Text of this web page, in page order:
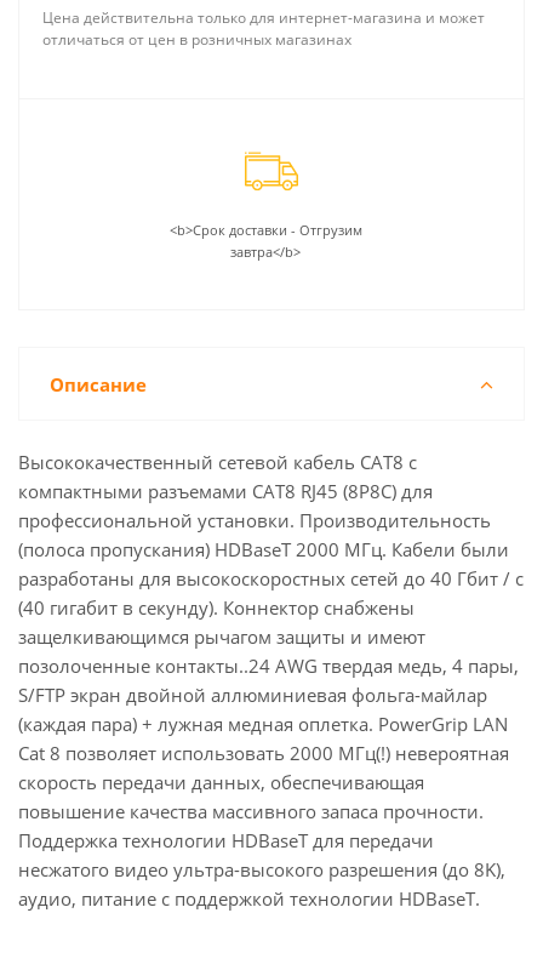
запаса прочности. Поддержка технологии HDBaseT
Цена действительна только для интернет-магазина и может
отличаться от цен в розничных магазинах
<b>Срок доставки - Отгрузим
завтра</b>
Описание
Высококачественный сетевой кабель СAT8 с
компактными разъемами CAT8 RJ45 (8P8C) для
профессиональной установки. Производительность
(полоса пропускания) HDBaseT 2000 МГц. Кабели были
разработаны для высокоскоростных сетей до 40 Гбит / с
(40 гигабит в секунду). Коннектор снабжены
защелкивающимся рычагом защиты и имеют
позолоченные контакты..24 AWG твердая медь, 4 пары,
S/FTP экран двойной аллюминиевая фольга-майлар
(каждая пара) + лужная медная оплетка. PowerGrip LAN
Cat 8 позволяет использовать 2000 МГц(!) невероятная
скорость передачи данных, обеспечивающая
повышение качества массивного запаса прочности.
Поддержка технологии HDBaseT для передачи
несжатого видео ультра-высокого разрешения (до 8K),
аудио, питание с поддержкой технологии HDBaseT.